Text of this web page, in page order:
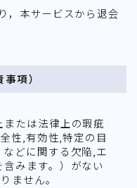
，本サービスから退会
項）
たは法律上の瑕疵
性,有効性,特定の目
どに関する欠陥,エ
みます。）がない
ません。